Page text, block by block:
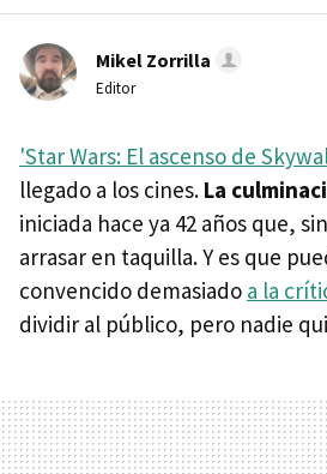
Mikel Zorrilla
Editor
'Star Wars: El ascenso de
llegado a los cines. La
iniciada hace ya 42 años que,
arrasar en taquilla. Y es que
convencido demasiado a la
dividir al público, pero nadie